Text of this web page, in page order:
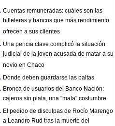
Cuentas remuneradas: cuáles son las
billeteras y bancos que más rendimiento
ofrecen a sus clientes
Una pericia clave complicó la situación
judicial de la joven acusada de matar a su
novio en Chaco
Dónde deben guardarse las paltas
Bronca de usuarios del Banco Nación:
cajeros sin plata, una "mala" costumbre
El pedido de disculpas de Rocío Marengo
a Leandro Rud tras la muerte del